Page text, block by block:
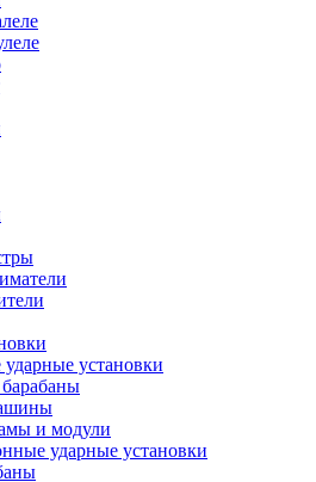
ударные установки
и модули
ударные установки